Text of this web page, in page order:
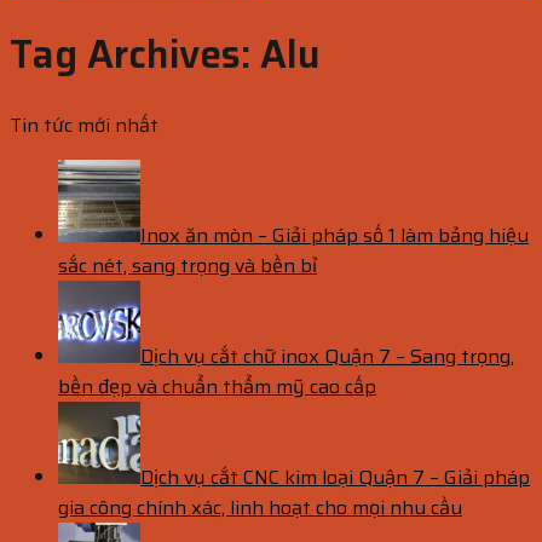
Tag Archives:Alu
Tin tức mới nhất
Inox ăn mòn – Giải pháp số 1 làm bảng hiệu
sắc nét, sang trọng và bền bỉ
Dịch vụ cắt chữ inox Quận 7 – Sang trọng,
bền đẹp và chuẩn thẩm mỹ cao cấp
Dịch vụ cắt CNC kim loại Quận 7 – Giải pháp
gia công chính xác, linh hoạt cho mọi nhu cầu